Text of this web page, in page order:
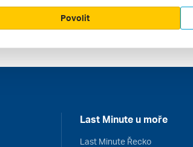
Last Minute u moře
Last Minute Řecko
Povolit